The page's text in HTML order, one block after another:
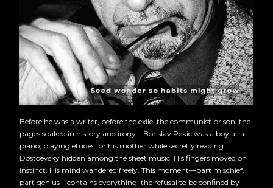
Before he was a writer, before the exile, the communist prison, the
pages soaked in history and irony—Borislav Pekic was a boy at a
piano, playing etudes for his mother while secretly reading
Dostoevsky hidden among the sheet music. His fingers moved on
instinct. His mind wandered freely. This moment—part mischief,
part genius—contains everything: the refusal to be confined by